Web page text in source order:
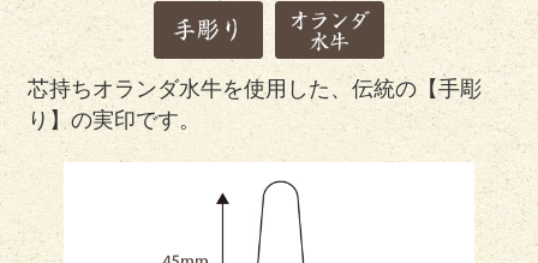
芯持ちオランダ水牛を使用した、伝統の【手彫
り】の実印です。